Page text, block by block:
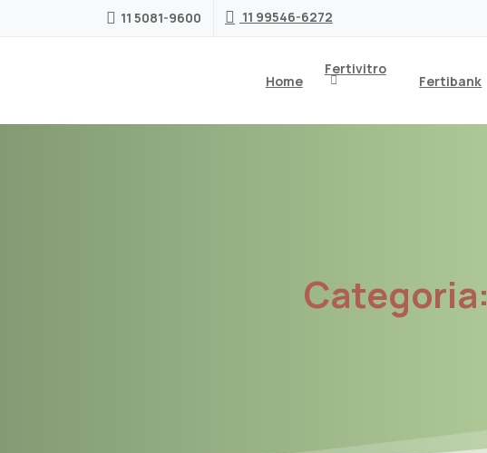
11 5081-9600 11 99546-6272
Home
Fertivitro
Fertibank
Categoria: